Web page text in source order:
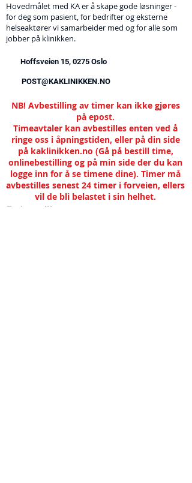
Hovedmålet med KA er å skape gode løsninger -
for deg som pasient, for bedrifter og eksterne
helseaktører vi samarbeider med og for alle som
jobber på klinikken.
Hoffsveien 15, 0275 Oslo
POST@KAKLINIKKEN.NO
NB! Avbestilling av timer kan ikke gjøres
på epost.
Timeavtaler kan avbestilles enten ved å
ringe oss i åpningstiden, eller på din side
på kaklinikken.no (Gå på bestill time,
onlinebestilling og på min side der du kan
logge inn for å se timene dine). Timer må
avbestilles senest 24 timer i forveien, ellers
vil de bli belastet i sin helhet.
Behandling